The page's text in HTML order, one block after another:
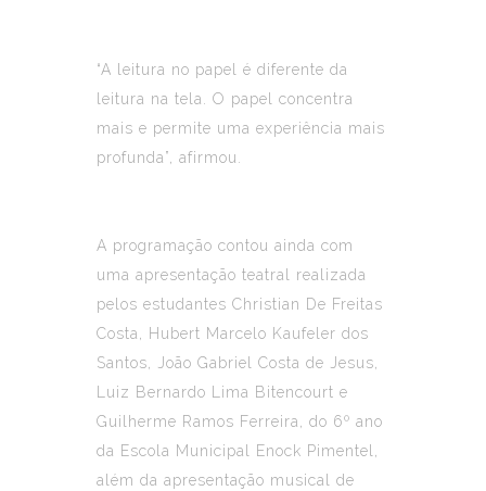
“A leitura no papel é diferente da
leitura na tela. O papel concentra
mais e permite uma experiência mais
profunda”, afirmou.
A programação contou ainda com
uma apresentação teatral realizada
pelos estudantes Christian De Freitas
Costa, Hubert Marcelo Kaufeler dos
Santos, João Gabriel Costa de Jesus,
Luiz Bernardo Lima Bitencourt e
Guilherme Ramos Ferreira, do 6º ano
da Escola Municipal Enock Pimentel,
além da apresentação musical de